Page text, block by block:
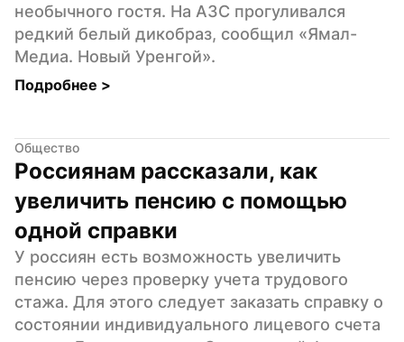
необычного гостя. На АЗС прогуливался
редкий белый дикобраз, сообщил «Ямал-
Медиа. Новый Уренгой».
Подробнее >
Общество
Россиянам рассказали, как
увеличить пенсию с помощью
одной справки
У россиян есть возможность увеличить
пенсию через проверку учета трудового
стажа. Для этого следует заказать справку о
состоянии индивидуального лицевого счета